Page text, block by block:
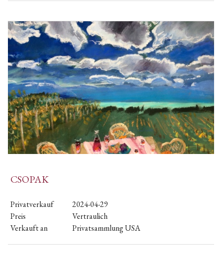
CSOPAK
Privatverkauf
2024-04-29
Preis
Vertraulich
Verkauft an
Privatsammlung USA